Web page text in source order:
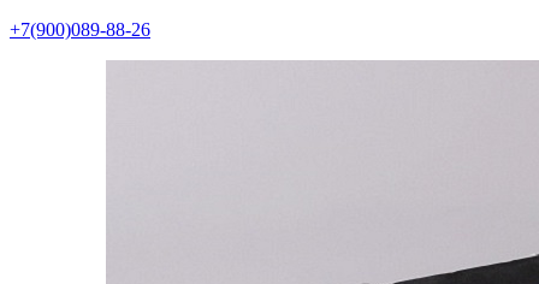
+7(900)089-88-26